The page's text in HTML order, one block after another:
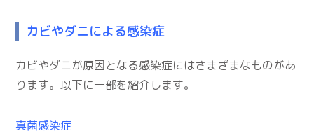
カビやダニによる感染症
カビやダニが原因となる感染症にはさまざまなものがあ
ります。以下に一部を紹介します。
真菌感染症